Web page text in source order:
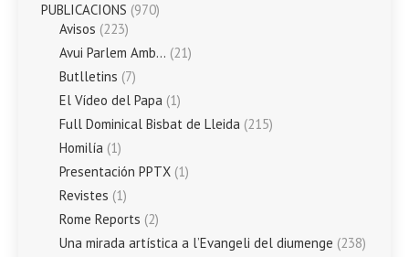
PUBLICACIONS (970)
Avisos (223)
Avui Parlem Amb… (21)
Butlletins (7)
El Vídeo del Papa (1)
Full Dominical Bisbat de Lleida (215)
Homilía (1)
Presentación PPTX (1)
Revistes (1)
Rome Reports (2)
Una mirada artística a l’Evangeli del diumenge (238)